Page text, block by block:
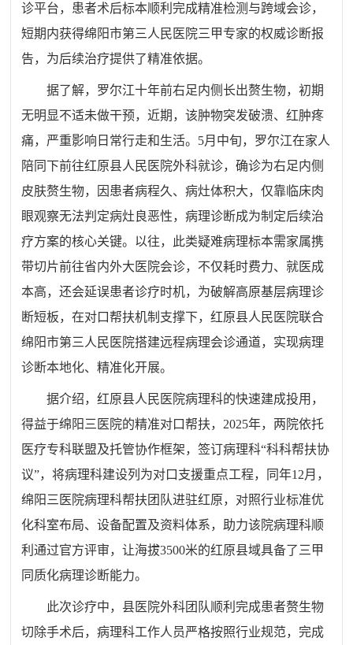
诊平台，患者术后标本顺利完成精准检测与跨域会诊，
短期内获得绵阳市第三人民医院三甲专家的权威诊断报
告，为后续治疗提供了精准依据。
据了解，罗尔江十年前右足内侧长出赘生物，初期
无明显不适未做干预，近期，该肿物突发破溃、红肿疼
痛，严重影响日常行走和生活。5月中旬，罗尔江在家人
陪同下前往红原县人民医院外科就诊，确诊为右足内侧
皮肤赘生物，因患者病程久、病灶体积大，仅靠临床肉
眼观察无法判定病灶良恶性，病理诊断成为制定后续治
疗方案的核心关键。以往，此类疑难病理标本需家属携
带切片前往省内外大医院会诊，不仅耗时费力、就医成
本高，还会延误患者诊疗时机，为破解高原基层病理诊
断短板，在对口帮扶机制支撑下，红原县人民医院联合
绵阳市第三人民医院搭建远程病理会诊通道，实现病理
诊断本地化、精准化开展。
据介绍，红原县人民医院病理科的快速建成投用，
得益于绵阳三医院的精准对口帮扶，2025年，两院依托
医疗专科联盟及托管协作框架，签订病理科“科科帮扶协
议”，将病理科建设列为对口支援重点工程，同年12月，
绵阳三医院病理科帮扶团队进驻红原，对照行业标准优
化科室布局、设备配置及资料体系，助力该院病理科顺
利通过官方评审，让海拔3500米的红原县域具备了三甲
同质化病理诊断能力。
此次诊疗中，县医院外科团队顺利完成患者赘生物
切除手术后，病理科工作人员严格按照行业规范，完成